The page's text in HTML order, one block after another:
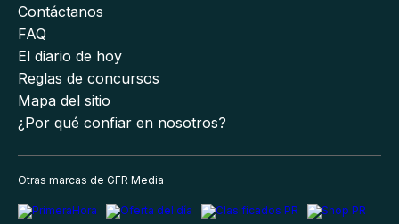
Contáctanos
FAQ
El diario de hoy
Reglas de concursos
Mapa del sitio
¿Por qué confiar en nosotros?
Otras marcas de GFR Media